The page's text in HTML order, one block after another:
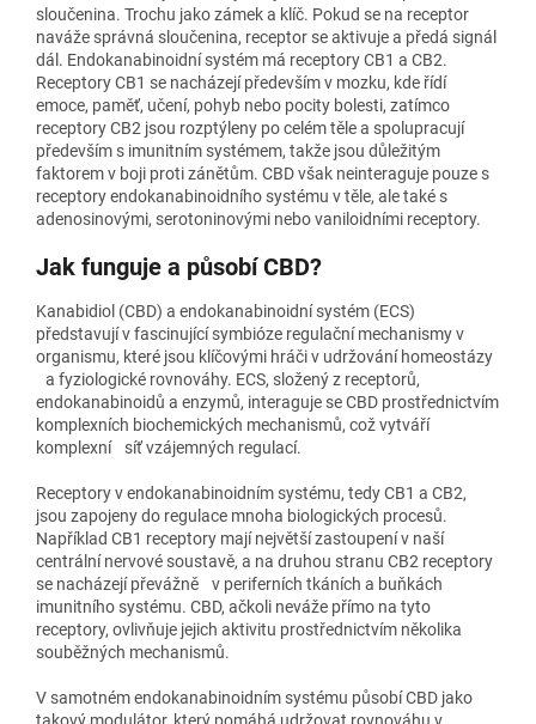
sloučenina. Trochu jako zámek a klíč. Pokud se na receptor
naváže správná sloučenina, receptor se aktivuje a předá signál
dál. Endokanabinoidní systém má receptory CB1 a CB2.
Receptory CB1 se nacházejí především v mozku, kde řídí
emoce, paměť, učení, pohyb nebo pocity bolesti, zatímco
receptory CB2 jsou rozptýleny po celém těle a spolupracují
především s imunitním systémem, takže jsou důležitým
faktorem v boji proti zánětům. CBD však neinteraguje pouze s
receptory endokanabinoidního systému v těle, ale také s
adenosinovými, serotoninovými nebo vaniloidními receptory.
Jak funguje a působí CBD?
Kanabidiol (CBD) a endokanabinoidní systém (ECS)
představují v fascinující symbióze regulační mechanismy v
organismu, které jsou klíčovými hráči v udržování homeostázy
a fyziologické rovnováhy. ECS, složený z receptorů,
endokanabinoidů a enzymů, interaguje se CBD prostřednictvím
komplexních biochemických mechanismů, což vytváří
komplexní síť vzájemných regulací.
Receptory v endokanabinoidním systému, tedy CB1 a CB2,
jsou zapojeny do regulace mnoha biologických procesů.
Například CB1 receptory mají největší zastoupení v naší
centrální nervové soustavě, a na druhou stranu CB2 receptory
se nacházejí převážně v periferních tkáních a buňkách
imunitního systému. CBD, ačkoli neváže přímo na tyto
receptory, ovlivňuje jejich aktivitu prostřednictvím několika
souběžných mechanismů.
V samotném endokanabinoidním systému působí CBD jako